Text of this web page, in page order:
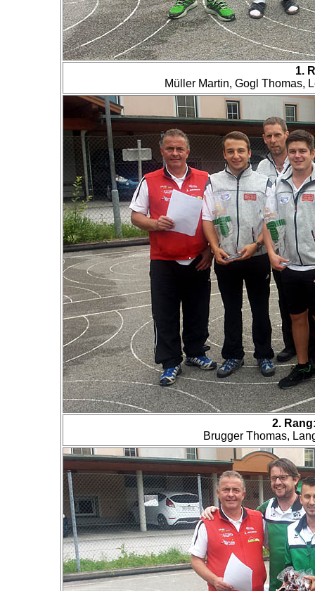
1.
Müller Martin, Gogl Thomas,
2.
Brugger Thomas,